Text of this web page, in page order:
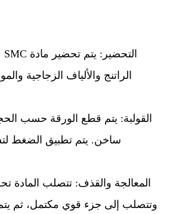
الراتنج والألياف الزجاجية
القولبة: يتم قطع الورقة حسب
ساخن. يتم تطبيق الضغط
المعالجة والقذف: تتصلب المادة
وتتصلب إلى جزء قوي مكتمل، ثم